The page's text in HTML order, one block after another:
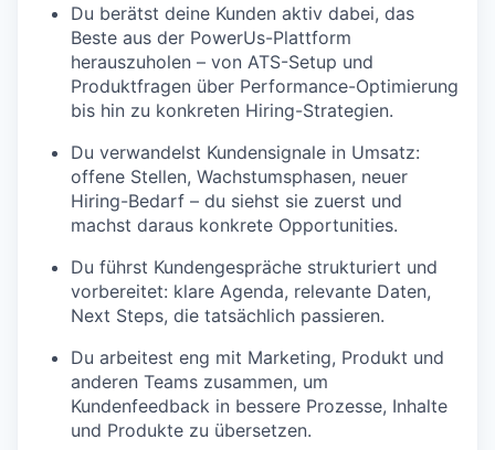
Du berätst deine Kunden aktiv dabei, das
Beste aus der PowerUs-Plattform
herauszuholen – von ATS-Setup und
Produktfragen über Performance-Optimierung
bis hin zu konkreten Hiring-Strategien.
Du verwandelst Kundensignale in Umsatz:
offene Stellen, Wachstumsphasen, neuer
Hiring-Bedarf – du siehst sie zuerst und
machst daraus konkrete Opportunities.
Du führst Kundengespräche strukturiert und
vorbereitet: klare Agenda, relevante Daten,
Next Steps, die tatsächlich passieren.
Du arbeitest eng mit Marketing, Produkt und
anderen Teams zusammen, um
Kundenfeedback in bessere Prozesse, Inhalte
und Produkte zu übersetzen.